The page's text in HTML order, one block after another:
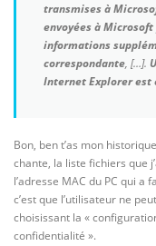
transmises à
envoyées à
informations
correspondante, […].
Internet Explorer est
Bon, ben t’as mon
chante, la liste fichiers que
l’adresse MAC du PC qui a
c’est que l’utilisateur ne
choisissant la «
confidentialité ».